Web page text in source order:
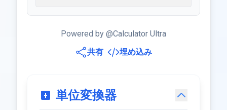
Powered by @Calculator Ultra
共有
埋め込み
単位変換器